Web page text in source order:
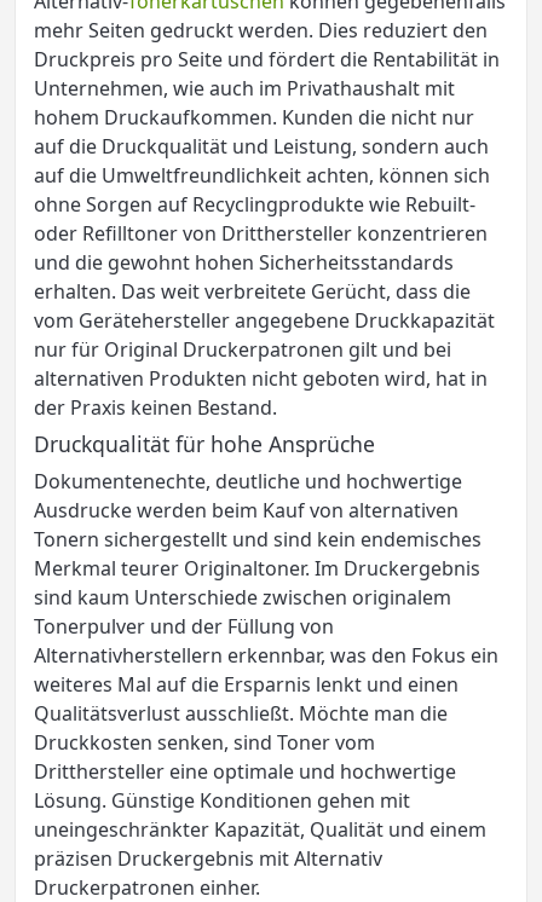
mehr Seiten gedruckt werden. Dies reduziert den
Druckpreis pro Seite und fördert die Rentabilität in
Unternehmen, wie auch im Privathaushalt mit
hohem Druckaufkommen. Kunden die nicht nur
auf die Druckqualität und Leistung, sondern auch
auf die Umweltfreundlichkeit achten, können sich
ohne Sorgen auf Recyclingprodukte wie Rebuilt-
oder Refilltoner von Dritthersteller konzentrieren
und die gewohnt hohen Sicherheitsstandards
erhalten. Das weit verbreitete Gerücht, dass die
vom Gerätehersteller angegebene Druckkapazität
nur für Original Druckerpatronen gilt und bei
alternativen Produkten nicht geboten wird, hat in
der Praxis keinen Bestand.
Druckqualität für hohe Ansprüche
Dokumentenechte, deutliche und hochwertige
Ausdrucke werden beim Kauf von alternativen
Tonern sichergestellt und sind kein endemisches
Merkmal teurer Originaltoner. Im Druckergebnis
sind kaum Unterschiede zwischen originalem
Tonerpulver und der Füllung von
Alternativherstellern erkennbar, was den Fokus ein
weiteres Mal auf die Ersparnis lenkt und einen
Qualitätsverlust ausschließt. Möchte man die
Druckkosten senken, sind Toner vom
Dritthersteller eine optimale und hochwertige
Lösung. Günstige Konditionen gehen mit
uneingeschränkter Kapazität, Qualität und einem
präzisen Druckergebnis mit Alternativ
Druckerpatronen einher.